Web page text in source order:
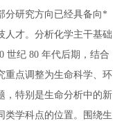
分研究方向已经具备向*
人才。分析化学主干基础
世纪 80 年代后期，结合
重点调整为生命科学、环
，特别是生命分析中的新
类学科点的位置。围绕生